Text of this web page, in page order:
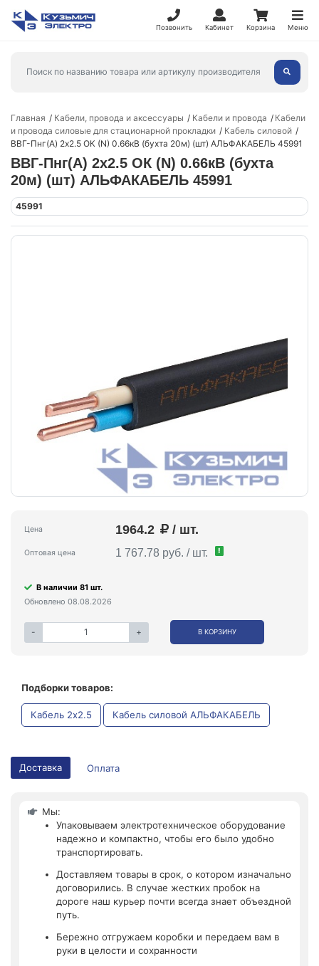
Позвонить Кабинет Корзина Меню
Главная Кабели, провода и аксессуары Кабели и провода
Кабели
и провода силовые для стационарной прокладки
Кабель силовой
ВВГ-Пнг(А) 2х2.5 ОК (N) 0.66кВ (бухта 20м) (шт) АЛЬФАКАБЕЛЬ 45991
ВВГ-Пнг(А) 2х2.5 ОК (N) 0.66кВ (бухта
20м) (шт) АЛЬФАКАБЕЛЬ 45991
45991
Цена 1964.2 / шт.
Оптовая цена 1 767.78 руб. / шт. !
В наличии 81 шт.
Обновлено 08.08.2026
- + В КОРЗИНУ
Подборки товаров:
Кабель 2x2.5 Кабель силовой АЛЬФАКАБЕЛЬ
Доставка Оплата
Мы:
Упаковываем электротехническое оборудование
надежно и компактно, чтобы его было удобно
транспортировать.
Доставляем товары в срок, о котором изначально
договорились. В случае жестких пробок на
дороге наш курьер почти всегда знает объездной
путь.
Бережно отгружаем коробки и передаем вам в
руки в целости и сохранности